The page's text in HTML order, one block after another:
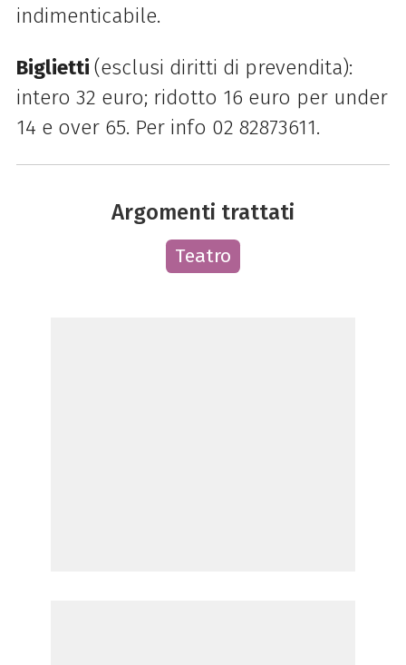
indimenticabile.
Biglietti (esclusi diritti di prevendita):
intero 32 euro; ridotto 16 euro per under
14 e over 65. Per info 02 82873611.
Argomenti trattati
Teatro